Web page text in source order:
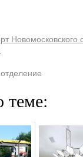
Новомосковского
.
теме: